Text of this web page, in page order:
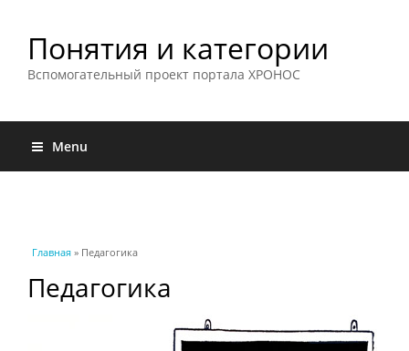
Понятия и категории
Вспомогательный проект портала ХРОНОС
Menu
Вы здесь
Главная » Педагогика
Педагогика